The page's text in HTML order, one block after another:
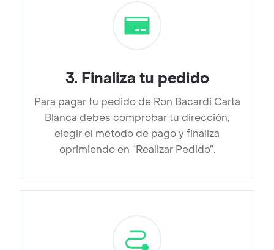
3. Finaliza tu pedido
Para pagar tu pedido de Ron Bacardi Carta
Blanca debes comprobar tu dirección,
elegir el método de pago y finaliza
oprimiendo en “Realizar Pedido”.